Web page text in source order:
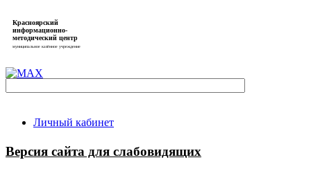
Красноярский
информационно-
методический центр
муниципальное казённое учреждение
Личный кабинет
Версия сайта для слабовидящих